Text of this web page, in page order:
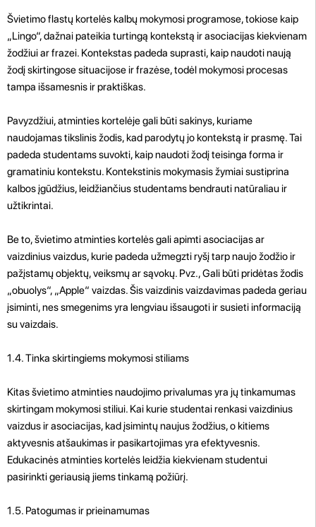
Švietimo flastų kortelės kalbų mokymosi programose, tokiose kaip
„Lingo“, dažnai pateikia turtingą kontekstą ir asociacijas kiekvienam
žodžiui ar frazei. Kontekstas padeda suprasti, kaip naudoti naują
žodį skirtingose ​​situacijose ir frazėse, todėl mokymosi procesas
tampa išsamesnis ir praktiškas.
Pavyzdžiui, atminties kortelėje gali būti sakinys, kuriame
naudojamas tikslinis žodis, kad parodytų jo kontekstą ir prasmę. Tai
padeda studentams suvokti, kaip naudoti žodį teisinga forma ir
gramatiniu kontekstu. Kontekstinis mokymasis žymiai sustiprina
kalbos įgūdžius, leidžiančius studentams bendrauti natūraliau ir
užtikrintai.
Be to, švietimo atminties kortelės gali apimti asociacijas ar
vaizdinius vaizdus, ​​kurie padeda užmegzti ryšį tarp naujo žodžio ir
pažįstamų objektų, veiksmų ar sąvokų. Pvz., Gali būti pridėtas žodis
„obuolys“, „Apple“ vaizdas. Šis vaizdinis vaizdavimas padeda geriau
įsiminti, nes smegenims yra lengviau išsaugoti ir susieti informaciją
su vaizdais.
1.4. Tinka skirtingiems mokymosi stiliams
Kitas švietimo atminties naudojimo privalumas yra jų tinkamumas
skirtingam mokymosi stiliui. Kai kurie studentai renkasi vaizdinius
vaizdus ir asociacijas, kad įsimintų naujus žodžius, o kitiems
aktyvesnis atšaukimas ir pasikartojimas yra efektyvesnis.
Edukacinės atminties kortelės leidžia kiekvienam studentui
pasirinkti geriausią jiems tinkamą požiūrį.
1.5. Patogumas ir prieinamumas